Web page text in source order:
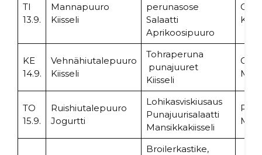
TI
13.9.
Mannapuuro
Kiisseli
perunasose
Salaatti
Aprikoosipuuro
KE
14.9.
Vehnähiutalepuuro
Kiisseli
Tohraperuna
punajuuret
Kiisseli
TO
15.9.
Ruishiutalepuuro
Jogurtti
Lohikasviskiusaus
Punajuurisalaatti
Mansikkakiisseli
Broilerkastike,